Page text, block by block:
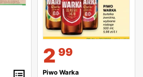
2 99
Piwo Warka